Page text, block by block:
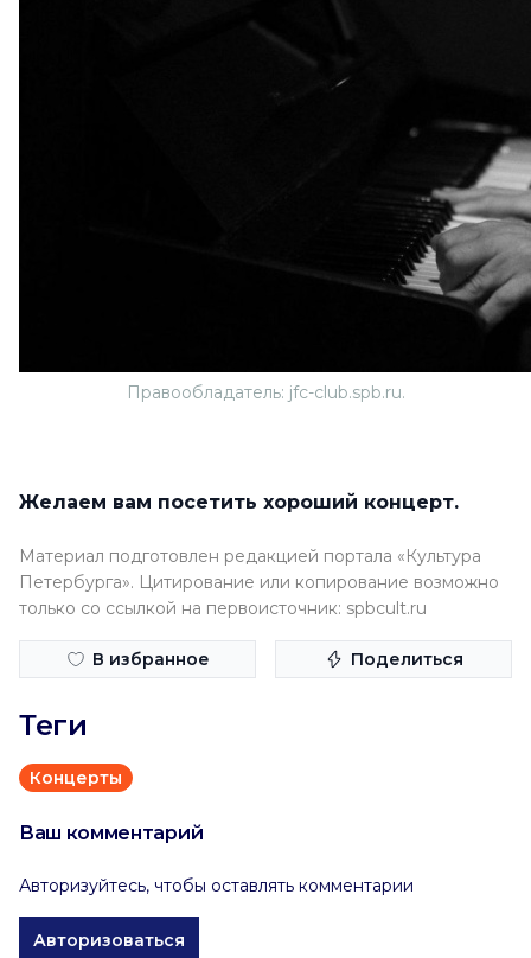
Правообладатель: jfc-club.spb.ru.
Желаем вам посетить хороший концерт.
Материал подготовлен редакцией портала «Культура
Петербурга». Цитирование или копирование возможно
только со ссылкой на первоисточник: spbcult.ru
В избранное Поделиться
Теги
Концерты
Ваш комментарий
Авторизуйтесь, чтобы оставлять комментарии
Авторизоваться